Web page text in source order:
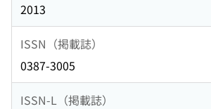
2013
ISSN（掲載誌）
0387-3005
ISSN-L（掲載誌）